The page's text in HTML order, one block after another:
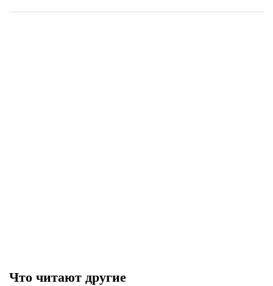
Что читают другие